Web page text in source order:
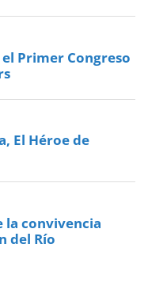
Primer Congreso
El Héroe de
la convivencia
del Río